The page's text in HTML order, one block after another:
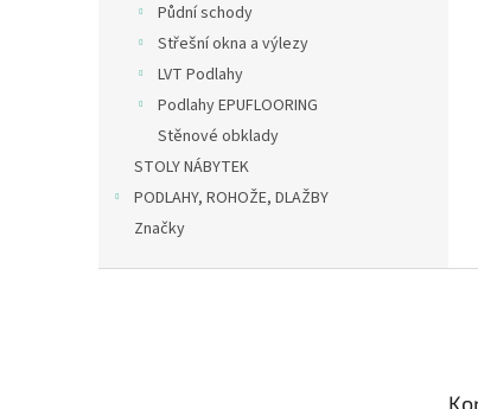
Půdní schody
Střešní okna a výlezy
LVT Podlahy
Podlahy EPUFLOORING
Stěnové obklady
STOLY NÁBYTEK
PODLAHY, ROHOŽE, DLAŽBY
Značky